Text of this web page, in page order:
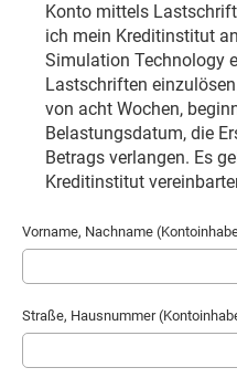
Konto mittels
ich mein Kreditinstitut
Simulation Technology
Lastschriften
von acht Wochen,
Belastungsdatum, die
Betrags verlangen. Es
Kreditinstitut
Vorname, Nachname
Straße, Hausnummer